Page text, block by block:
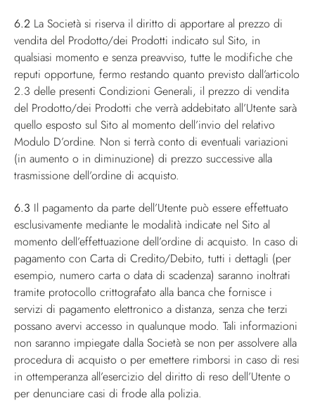
6.2 La Società si riserva il diritto di apportare al prezzo di
vendita del Prodotto/dei Prodotti indicato sul Sito, in
qualsiasi momento e senza preavviso, tutte le modifiche che
reputi opportune, fermo restando quanto previsto dall’articolo
2.3 delle presenti Condizioni Generali, il prezzo di vendita
del Prodotto/dei Prodotti che verrà addebitato all’Utente sarà
quello esposto sul Sito al momento dell’invio del relativo
Modulo D’ordine. Non si terrà conto di eventuali variazioni
(in aumento o in diminuzione) di prezzo successive alla
trasmissione dell’ordine di acquisto.
6.3 Il pagamento da parte dell’Utente può essere effettuato
esclusivamente mediante le modalità indicate nel Sito al
momento dell’effettuazione dell’ordine di acquisto. In caso di
pagamento con Carta di Credito/Debito, tutti i dettagli (per
esempio, numero carta o data di scadenza) saranno inoltrati
tramite protocollo crittografato alla banca che fornisce i
servizi di pagamento elettronico a distanza, senza che terzi
possano avervi accesso in qualunque modo. Tali informazioni
non saranno impiegate dalla Società se non per assolvere alla
procedura di acquisto o per emettere rimborsi in caso di resi
in ottemperanza all’esercizio del diritto di reso dell’Utente o
per denunciare casi di frode alla polizia.